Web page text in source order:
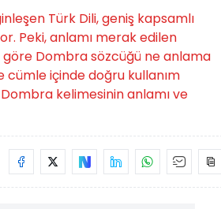
Türk Dili, geniş kapsamlı
Peki, anlamı merak edilen
Dombra sözcüğü ne anlama
cümle içinde doğru kullanım
kelimesinin anlamı ve